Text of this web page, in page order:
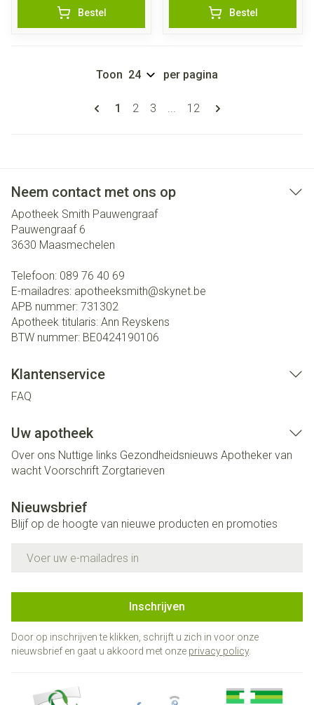
Bestel Bestel
Pagina's
U lees momenteel pagina
1 Pagina
2 Pagina
3 ... Pagina
12
Toon per pagina
Neem contact met ons op
Apotheek Smith Pauwengraaf
Pauwengraaf 6
3630 Maasmechelen
Telefoon: 089 76 40 69
E-mailadres: apotheeksmith@skynet.be
APB nummer: 731302
Apotheek titularis: Ann Reyskens
BTW nummer: BE0424190106
Klantenservice
FAQ
Uw apotheek
Over ons Nuttige links Gezondheidsnieuws Apotheker van
wacht Voorschrift Zorgtarieven
Nieuwsbrief
Blijf op de hoogte van nieuwe producten en promoties
Inschrijven
Door op inschrijven te klikken, schrijft u zich in voor onze
nieuwsbrief en gaat u akkoord met onze privacy policy.